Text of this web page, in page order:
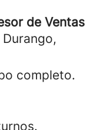
de Ventas
completo.